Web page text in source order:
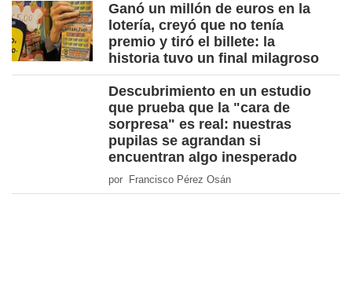
Ganó un millón de euros en la
lotería, creyó que no tenía
premio y tiró el billete: la
historia tuvo un final milagroso
Descubrimiento en un estudio
que prueba que la "cara de
sorpresa" es real: nuestras
pupilas se agrandan si
encuentran algo inesperado
por Francisco Pérez Osán